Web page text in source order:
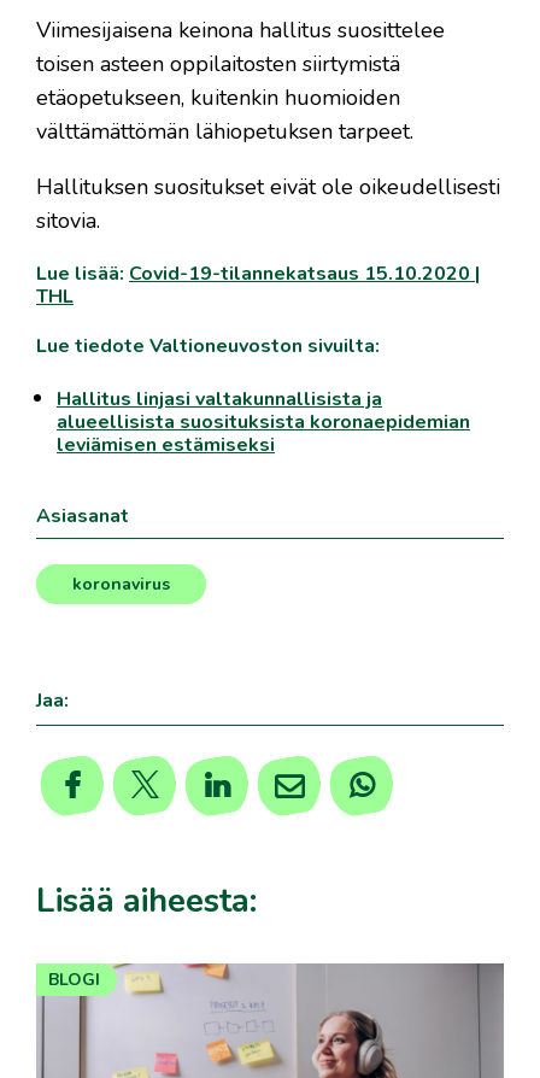
Viimesijaisena keinona hallitus suosittelee
toisen asteen oppilaitosten siirtymistä
etäopetukseen, kuitenkin huomioiden
välttämättömän lähiopetuksen tarpeet.
Hallituksen suositukset eivät ole oikeudellisesti
sitovia.
Lue lisää: Covid-19-tilannekatsaus 15.10.2020 |
THL
Lue tiedote Valtioneuvoston sivuilta:
Hallitus linjasi valtakunnallisista ja
alueellisista suosituksista koronaepidemian
leviämisen estämiseksi
Asiasanat
koronavirus
Jaa:
Lisää aiheesta:
BLOGI